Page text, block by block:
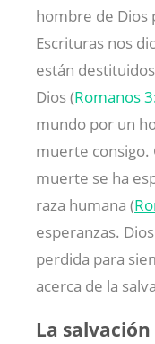
hombre de Dios
Escrituras nos
están
Dios (Romanos
mundo por un
muerte consigo.
muerte se ha
raza humana (
esperanzas.
perdida para
acerca de la
La